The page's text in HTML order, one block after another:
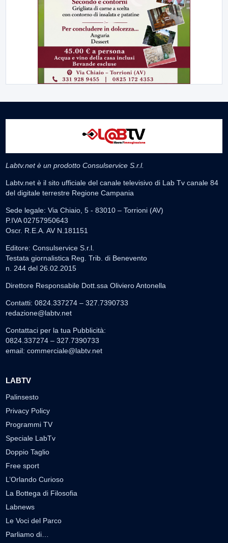
Labtv.net è un prodotto Consulservice S.r.l.
Labtv.net è il sito ufficiale del canale televisivo di Lab Tv canale 84
del digitale terrestre Regione Campania
Sede legale: Via Chiaio, 5 - 83010 – Torrioni (AV)
P.IVA 02757950643
Oscr. R.E.A. AV N.181151
Editore: Consulservice S.r.l.
Testata giornalistica Reg. Trib. di Benevento
n. 244 del 26.02.2015
Direttore Responsabile Dott.ssa Oliviero Antonella
Contatti: 0824.337274 – 327.7390733
redazione@labtv.net
Contattaci per la tua Pubblicità:
0824.337274 – 327.7390733
email: commerciale@labtv.net
LABTV
Palinsesto
Privacy Policy
Programmi TV
Speciale LabTv
Doppio Taglio
Free sport
L’Orlando Curioso
La Bottega di Filosofia
Labnews
Le Voci del Parco
Parliamo di…